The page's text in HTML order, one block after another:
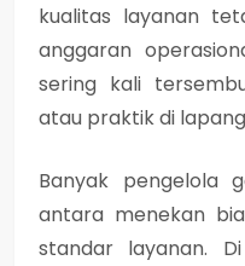
kualitas layanan
anggaran
sering kali
atau praktik di
Banyak pengelola
antara menekan
standar layanan.